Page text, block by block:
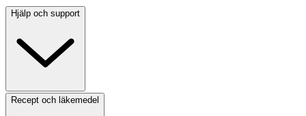
Hjälp och support
Recept och läkemedel